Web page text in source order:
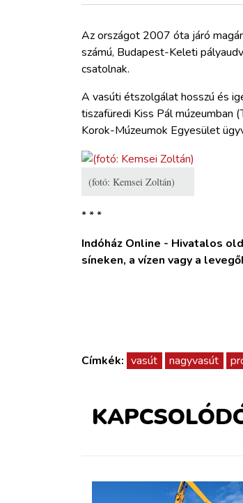
HAJÓZÁS
ARCHÍVUM
BELÉPÉS
REGISZTRÁCIÓ
Az országot 2007 óta járó
számú, Budapest-Keleti
csatolnak.
A vasúti étszolgálat hosszú és
tiszafüredi Kiss Pál múzeumban
Korok-Múzeumok Egyesület
(fotó: Kemsei Zoltán)
* * *
Indóház Online - Hivatalos
síneken, a vízen vagy a
Címkék: vasút nagyvasút